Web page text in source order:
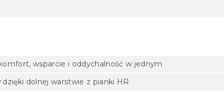
wsparcie i oddychalność w jednym
dzięki dolnej warstwie z pianki HR